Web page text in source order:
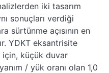
iki tasarım
sonuçları verdiği
sürtünme açısının en
YDKT eksantrisite
için, küçük duvar
/ yük oranı olan 1,0